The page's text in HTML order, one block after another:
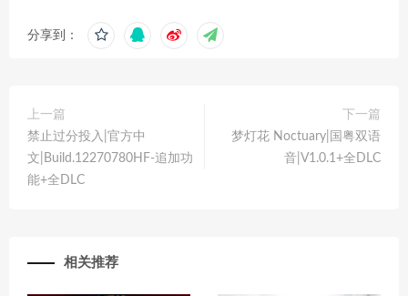
分享到：
上一篇
禁止过分投入|官方中
文|Build.12270780HF-追加功
能+全DLC
下一篇
梦灯花 Noctuary|国粤双语
音|V1.0.1+全DLC
相关推荐